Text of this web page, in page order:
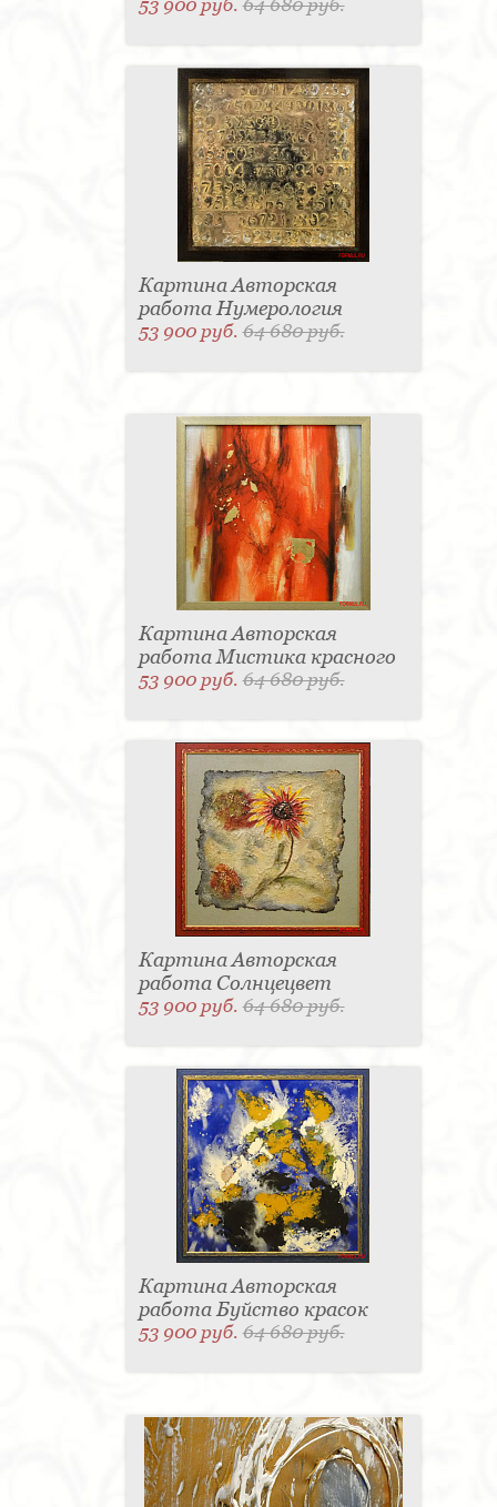
53 900 руб.64 680 руб.
Картина Авторская
работа Нумерология
53 900 руб.64 680 руб.
Картина Авторская
работа Мистика красного
53 900 руб.64 680 руб.
Картина Авторская
работа Солнцецвет
53 900 руб.64 680 руб.
Картина Авторская
работа Буйство красок
53 900 руб.64 680 руб.